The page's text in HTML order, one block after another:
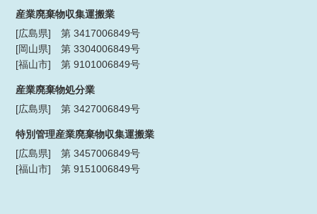
産業廃棄物収集運搬業
[広島県] 第 3417006849号
[岡山県] 第 3304006849号
[福山市] 第 9101006849号
産業廃棄物処分業
[広島県] 第 3427006849号
特別管理産業廃棄物収集運搬業
[広島県] 第 3457006849号
[福山市] 第 9151006849号